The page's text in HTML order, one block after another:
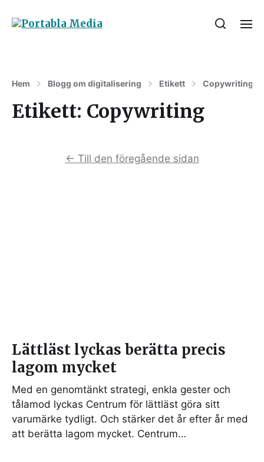
Hem Blogg om digitalisering Etikett Copywriting
Etikett: Copywriting
← Till den föregående sidan
Lättläst lyckas berätta precis
lagom mycket
Med en genomtänkt strategi, enkla gester och
tålamod lyckas Centrum för lättläst göra sitt
varumärke tydligt. Och stärker det år efter år med
att berätta lagom mycket. Centrum…